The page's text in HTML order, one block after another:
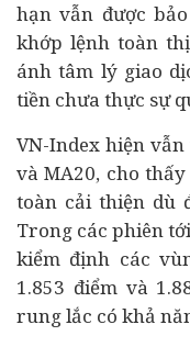
hạn vẫn được
khớp lệnh toàn
ánh tâm lý giao
tiền chưa thực sự
VN-Index hiện
và MA20, cho
toàn cải thiện dù
Trong các phiên
kiểm định các
1.853 điểm và
rung lắc có khả